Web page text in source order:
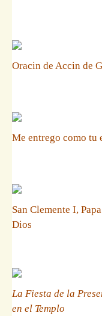
Oracin de Accin de
Me entrego como tu
San Clemente I,
Dios
La Fiesta de la
en el Templo